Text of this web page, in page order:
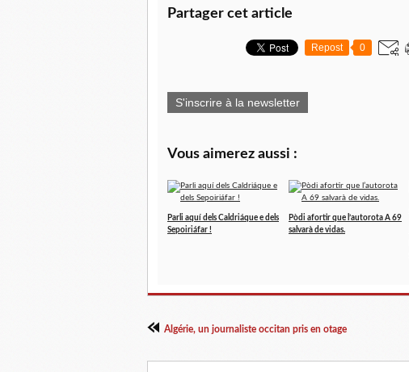
Partager cet article
Repost 0
S'inscrire à la newsletter
Vous aimerez aussi :
Parli aquí dels Caldriáque e dels
Sepoiriáfar !
Pòdi afortir que l’autorota A 69
salvarà de vidas.
Algérie, un journaliste occitan pris en otage